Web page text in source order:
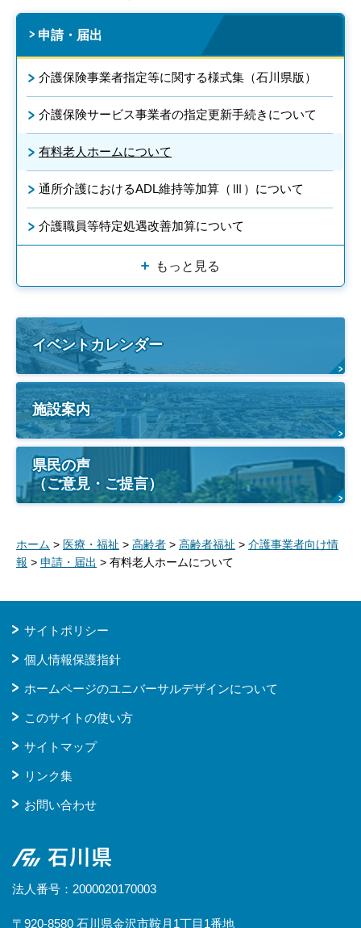
申請・届出
介護保険事業者指定等に関する様式集（石川県版）
介護保険サービス事業者の指定更新手続きについて
有料老人ホームについて
通所介護におけるADL維持等加算（Ⅲ）について
介護職員等特定処遇改善加算について
もっと見る
イベントカレンダー
施設案内
県民の声
（ご意見・ご提言）
ホーム > 医療・福祉 > 高齢者 > 高齢者福祉 > 介護事業者向け情
報 > 申請・届出 > 有料老人ホームについて
サイトポリシー
個人情報保護指針
ホームページのユニバーサルデザインについて
このサイトの使い方
サイトマップ
リンク集
お問い合わせ
石川県
法人番号：2000020170003
〒920-8580 石川県金沢市鞍月1丁目1番地